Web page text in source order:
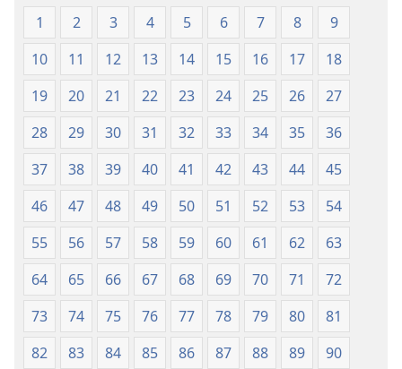
Misava
Leyintshwa
(Leyi
pfuxetiweke
2020)
Misava
Leyintshwa
(Leyi
pfuxetiweke
hi
2020)
1 2 3 4 5 6 7 8
9
10
11 12 13 14 15 16 17
18
19
20 21 22 23 24 25 26
27
28
29 30 31 32 33 34 35
36
37
38 39 40 41 42 43 44
45
46
47 48 49 50 51 52 53
54
55
56 57 58 59 60 61 62
63
64
65 66 67 68 69 70 71
72
73
74 75 76 77 78 79 80
81
82
83 84 85 86 87 88 89
90